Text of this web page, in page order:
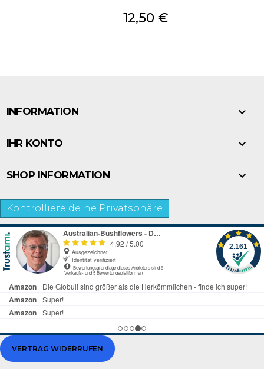
Preis
12,50 €
INFORMATION 
IHR KONTO 
SHOP INFORMATION 
Kontrolliere deine Privatsphäre
VERTRAG WIDERRUFEN